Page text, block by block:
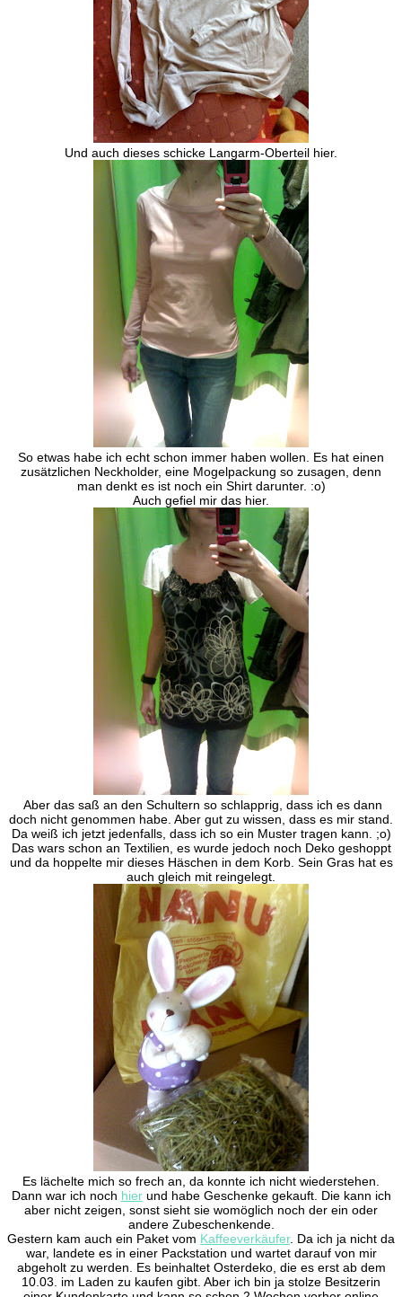
Und auch dieses schicke Langarm-Oberteil hier.
So etwas habe ich echt schon immer haben wollen. Es hat einen
zusätzlichen Neckholder, eine Mogelpackung so zusagen, denn
man denkt es ist noch ein Shirt darunter. :o)
Auch gefiel mir das hier.
Aber das saß an den Schultern so schlapprig, dass ich es dann
doch nicht genommen habe. Aber gut zu wissen, dass es mir stand.
Da weiß ich jetzt jedenfalls, dass ich so ein Muster tragen kann. ;o)
Das wars schon an Textilien, es wurde jedoch noch Deko geshoppt
und da hoppelte mir dieses Häschen in dem Korb. Sein Gras hat es
auch gleich mit reingelegt.
Es lächelte mich so frech an, da konnte ich nicht wiederstehen.
Dann war ich noch hierund habe Geschenke gekauft. Die kann ich
aber nicht zeigen, sonst sieht sie womöglich noch der ein oder
andere Zubeschenkende.
Gestern kam auch ein Paket vom Kaffeeverkäufer. Da ich ja nicht da
war, landete es in einer Packstation und wartet darauf von mir
abgeholt zu werden. Es beinhaltet Osterdeko, die es erst ab dem
10.03. im Laden zu kaufen gibt. Aber ich bin ja stolze Besitzerin